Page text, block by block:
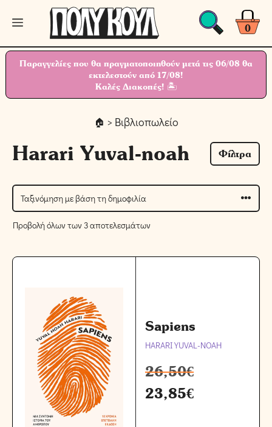
Μετάβαση
περιεχόμενο
0
Μενού
Παραγγελίες που θα πραγματοποιηθούν μετά τις 06/08 θα
εκτελεστούν από 17/08!
Καλές Διακοπές! 🏝
> Βιβλιοπωλείο
Harari Yuval-noah Φίλτρα
Προβολή όλων των 3 αποτελεσμάτων
Sapiens
HARARI YUVAL-NOAH
26,50€
23,85€